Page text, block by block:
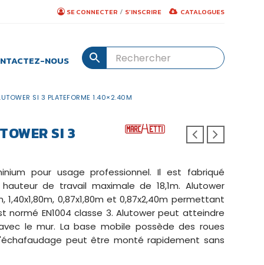
SE CONNECTER / S’INSCRIRE CATALOGUES
NOUS
SI 3 PLATEFORME 1.40×2.40M
SI 3
pour usage professionnel. Il est fabriqué
de travail maximale de 18,1m. Alutower
0,87x1,80m et 0,87x2,40m permettant
normé EN1004 classe 3. Alutower peut atteindre
le mur. La base mobile possède des roues
peut être monté rapidement sans